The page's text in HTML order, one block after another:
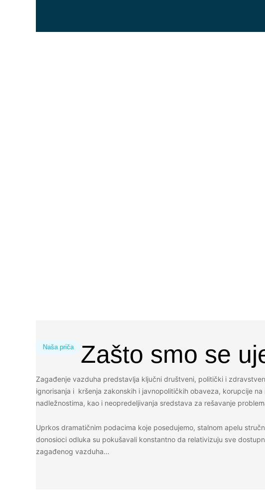
Naša priča Zašto smo se
Zagađenje vazduha predstavlja ključni društveni, politički i
ignorisanja i kršenja zakonskih i javnopolitičkih obaveza, korupcije
nadležnostima, kao i neopredeljivanja sredstava za rešavanje
Uprkos dramatičnim podacima koje posedujemo, stalnom apelu
donosioci odluka su pokušavali konstantno da relativizuju sve
zagađenog vazduha…